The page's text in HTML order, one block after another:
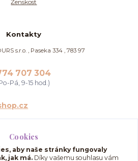
Ženskost
Kontakty
s.r.o. , Paseka 334 , 783 97
707 304
Pá, 9-15 hod.)
Cookies
aby naše stránky fungovaly
jak má. Díky vašemu souhlasu vám